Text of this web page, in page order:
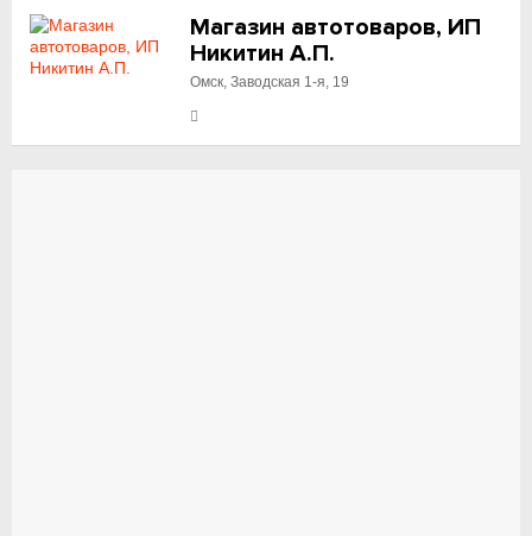
Магазин автотоваров, ИП
Никитин А.П.
Омск, Заводская 1-я, 19